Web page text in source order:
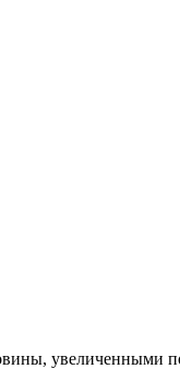
увеличенными